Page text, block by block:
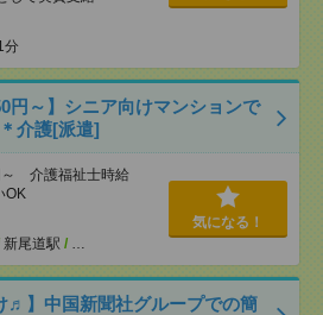
分
円～】シニア向けマンションで
介護[派遣]
介護福祉士時給
OK
新尾道駅 / …
気になる！
♬】中国新聞社グループでの簡